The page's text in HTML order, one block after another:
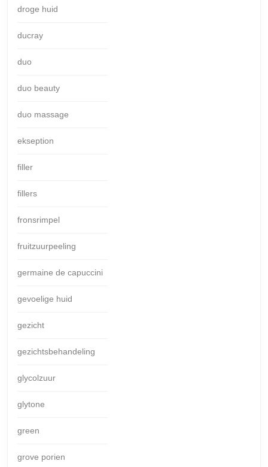
droge huid
ducray
duo
duo beauty
duo massage
ekseption
filler
fillers
fronsrimpel
fruitzuurpeeling
germaine de capuccini
gevoelige huid
gezicht
gezichtsbehandeling
glycolzuur
glytone
green
grove porien